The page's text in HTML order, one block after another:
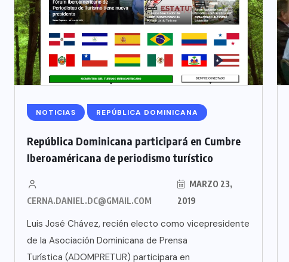
NOTICIAS REPÚBLICA DOMINICANA
República Dominicana participará en Cumbre
Iberoaméricana de periodismo turístico
CERNA.DANIEL.DC@GMAIL.COM
MARZO 23,
2019
Luis José Chávez, recién electo como vicepresidente
de la Asociación Dominicana de Prensa
Turística (ADOMPRETUR) participara en